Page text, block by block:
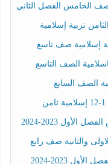
الخامس الفصل الثاني
تربية إسلامية
إسلامية صف تاسع
الصف السابع
2023-2024
والثانية صف رابع
2023-2024